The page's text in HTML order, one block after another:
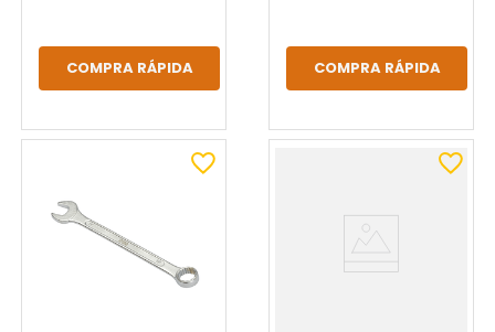
COMPRA RÁPIDA COMPRA RÁPIDA